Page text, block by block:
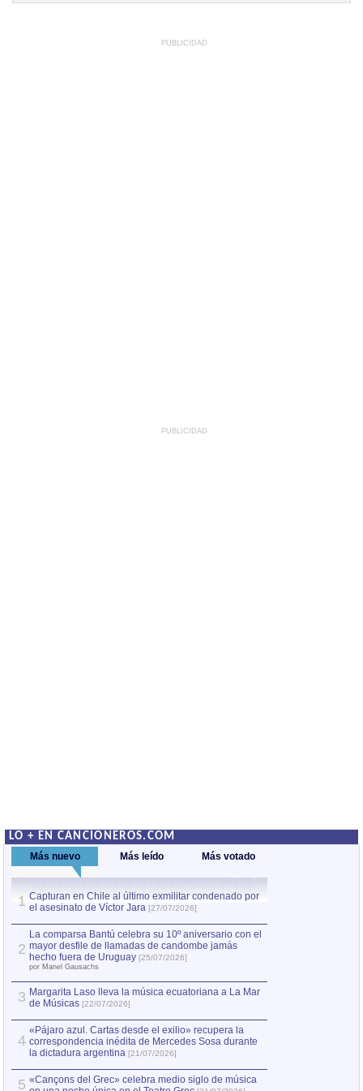
PUBLICIDAD
PUBLICIDAD
LO + EN CANCIONEROS.COM
Más nuevo Más leído Más votado
1 Capturan en Chile al último exmilitar condenado por
el asesinato de Víctor Jara [27/07/2026]
2
La comparsa Bantú celebra su 10º aniversario con el
mayor desfile de llamadas de candombe jamás
hecho fuera de Uruguay [25/07/2026]
por Manel Gausachs
3 Margarita Laso lleva la música ecuatoriana a La Mar
de Músicas [22/07/2026]
4
«Pájaro azul. Cartas desde el exilio» recupera la
correspondencia inédita de Mercedes Sosa durante
la dictadura argentina [21/07/2026]
5 «Cançons del Grec» celebra medio siglo de música